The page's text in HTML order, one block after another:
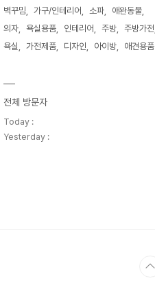
벽꾸밈
가구/인테리어 소파
애완동물
의자
욕실용품 인테리어 주방
주방가전
욕실
가전제품 디자인 아이방 애견용품
전체 방문자
Today :
Yesterday :